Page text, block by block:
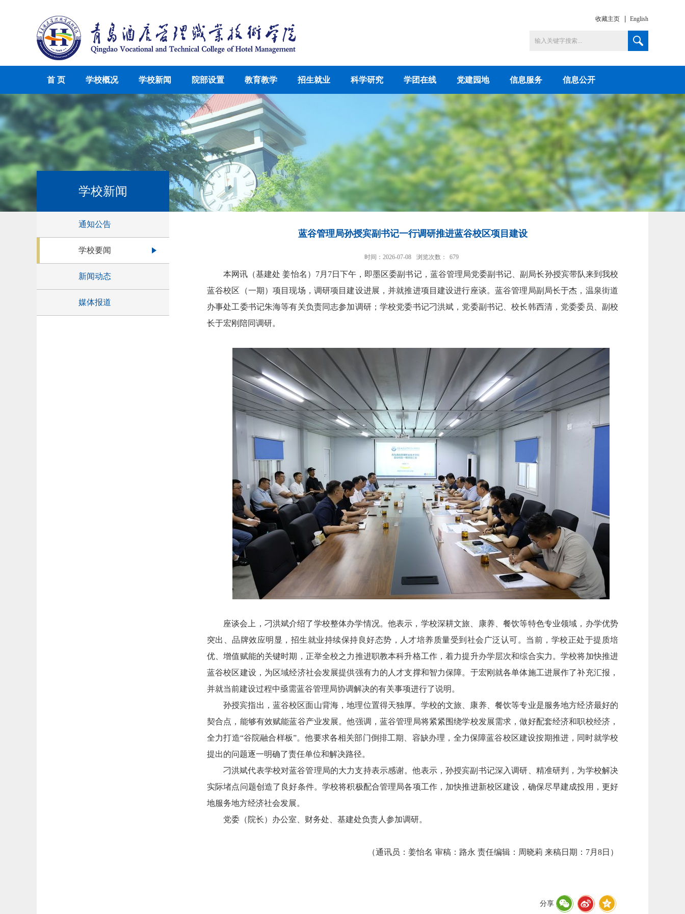
收藏主页 English
首 页 学校概况 学校新闻 院部设置 教育教学 招生就业 科学研究 学团在线 党建园地 信息服务 信息公开
学校新闻
通知公告
学校要闻
新闻动态
媒体报道
蓝谷管理局孙授宾副书记一行调研推进蓝谷校区项目建设
时间：2026-07-08 浏览次数： 679
本网讯 （基建处 姜怡名） 7月7日下午，即墨区委副书记，蓝谷管理局党委副书记、副局长孙授宾带队来到我校
蓝谷校区（一期）项目现场，调研项目建设进展，并就推进项目建设进行座谈。蓝谷管理局副局长于杰，温泉街道
办事处工委书记朱海等有关负责同志参加调研；学校党委书记刁洪斌，党委副书记、校长韩西清，党委委员、副校
长于宏刚陪同调研。
座谈会上，刁洪斌介绍了学校整体办学情况。他表示，学校深耕文旅、康养、餐饮等特色专业领域，办学优势
突出、品牌效应明显，招生就业持续保持良好态势，人才培养质量受到社会广泛认可。当前，学校正处于提质培
优、增值赋能的关键时期，正举全校之力推进职教本科升格工作，着力提升办学层次和综合实力。学校将加快推进
蓝谷校区建设，为区域经济社会发展提供强有力的人才支撑和智力保障。于宏刚就各单体施工进展作了补充汇报，
并就当前建设过程中亟需蓝谷管理局协调解决的有关事项进行了说明。
孙授宾指出，蓝谷校区面山背海，地理位置得天独厚。学校的文旅、康养、餐饮等专业是服务地方经济最好的
契合点，能够有效赋能蓝谷产业发展。他强调，蓝谷管理局将紧紧围绕学校发展需求，做好配套经济和职校经济，
全力打造“谷院融合样板”。他要求各相关部门倒排工期、容缺办理，全力保障蓝谷校区建设按期推进，同时就学校
提出的问题逐一明确了责任单位和解决路径。
刁洪斌代表学校对蓝谷管理局的大力支持表示感谢。他表示，孙授宾副书记深入调研、精准研判，为学校解决
实际堵点问题创造了良好条件。学校将积极配合管理局各项工作，加快推进新校区建设，确保尽早建成投用，更好
地服务地方经济社会发展。
党委（院长）办公室、财务处、基建处负责人参加调研。
（通讯员：姜怡名 审稿：路永 责任编辑：周晓莉 来稿日期：7月8日）
分享